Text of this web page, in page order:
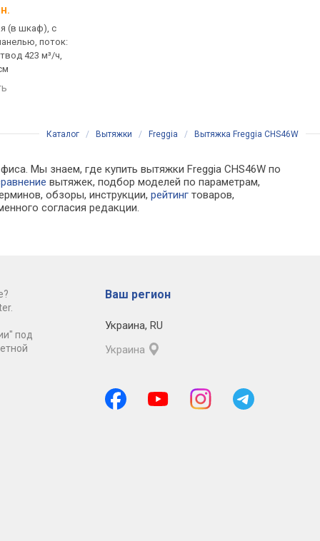
(в шкаф), с
поток:
423 м³/ч,
Каталог / Вытяжки / Freggia / Вытяжка Freggia CHS46W
Мы знаем, где купить вытяжки Freggia CHS46W по
вытяжек, подбор моделей по параметрам,
обзоры, инструкции,рейтинг товаров,
согласия редакции.
под
Ваш регион
Украина, RU
Украина